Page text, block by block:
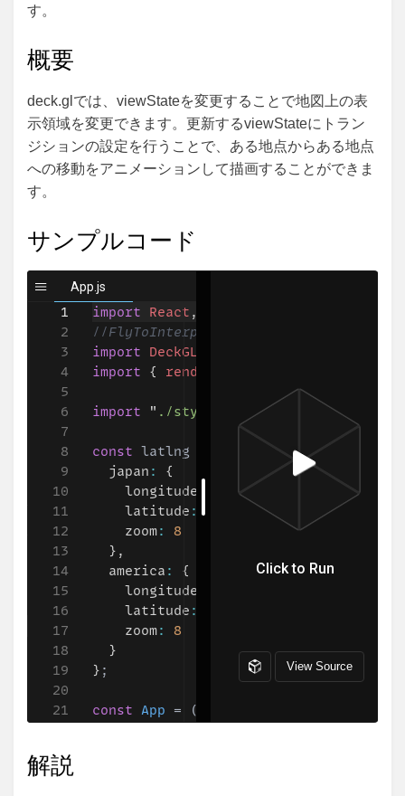
す。
概要
deck.glでは、viewStateを変更することで地図上の表
示領域を変更できます。更新するviewStateにトラン
ジションの設定を行うことで、ある地点からある地点
への移動をアニメーションして描画することができま
す。
サンプルコード
解説